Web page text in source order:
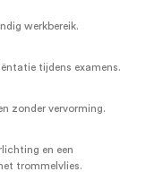
werkbereik.
tijdens examens.
zonder vervorming.
en een
trommelvlies.